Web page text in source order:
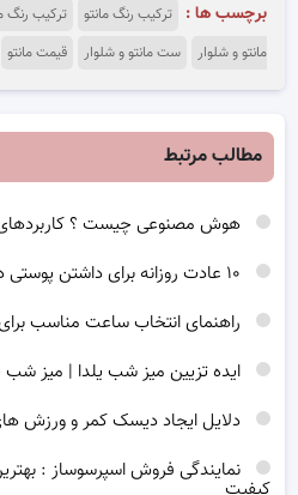
برچسب ها : ترکیب رنگ مانتو ترکیب رنگ
مانتو و شلوار
ست مانتو و شلوار قیمت مانتو
مطالب مرتبط
هوش مصنوعی چیست ؟
راهنمای انتخاب ساعت مناسب
ایده تزیین میز شب یلدا | میز شب
دلایل ایجاد دیسک کمر و ورزش
نمایندگی فروش اسپرسوساز :